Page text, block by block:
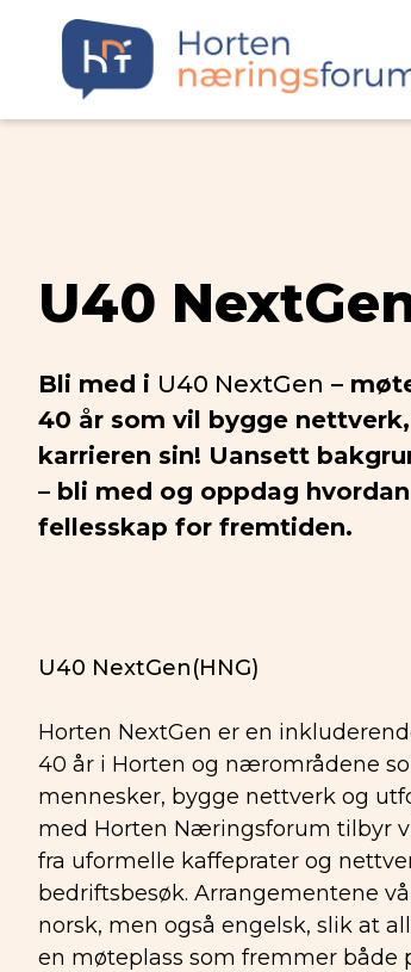
U40
Bli med i U40 NextGen –
40 år som vil bygge
karrieren sin! Uansett
– bli med og oppdag
fellesskap for fremtiden.
U40 NextGen(HNG)
Horten NextGen er en
40 år i Horten og nærområdene
mennesker, bygge nettverk og
med Horten Næringsforum tilbyr
fra uformelle kaffeprater og
bedriftsbesøk. Arrangementene
norsk, men også engelsk, slik at
en møteplass som fremmer både